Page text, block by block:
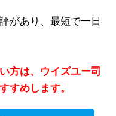
があり、最短で一日
方は、ウイズユー司
すめします。